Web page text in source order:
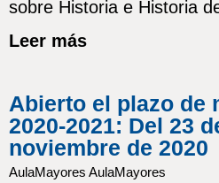
sobre Historia e Historia
Leer más
Abierto el plazo de
2020-2021: Del 23
noviembre de 2020
AulaMayores AulaMayores